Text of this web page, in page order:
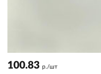
100.83 р./шт